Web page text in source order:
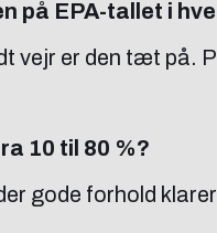
på EPA-tallet i
vejr er den tæt på.
10 til 80 %?
gode forhold